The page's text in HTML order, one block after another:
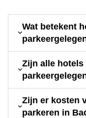
Wat betekent
Zijn alle
Zijn er kosten
parkeren in